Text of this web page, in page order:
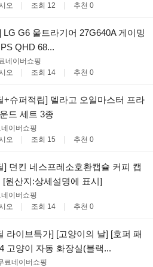
오 조회 12 추천 0
LG G6 울트라기어 27G640A 게이밍
QHD 68...
네이버쇼핑
오 조회 14 추천 0
+슈퍼적립] 델라고 오일마스터 프라
드 세트 3종
네이버쇼핑
오 조회 15 추천 0
] 던킨 네스프레소호환캡슐 커피 캡
[원산지:상세설명에 표시]
네이버쇼핑
오 조회 14 추천 0
라이브특가] [고양이의 날] [호퍼 패
고양이 자동 화장실(블랙...
료네이버쇼핑